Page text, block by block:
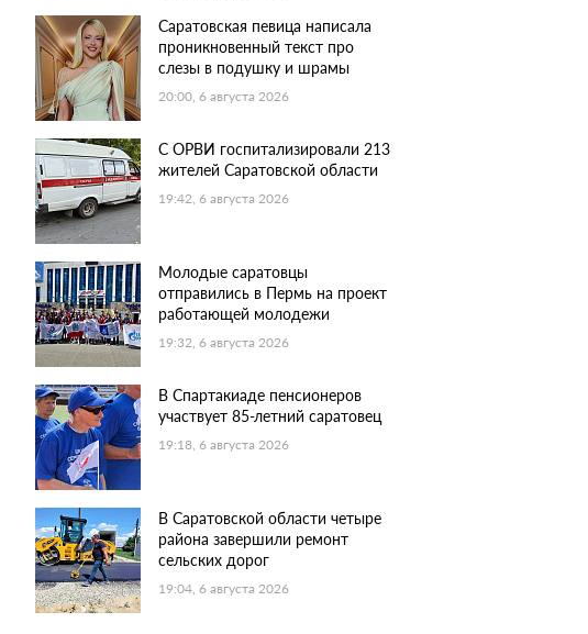
Саратовская певица написала
проникновенный текст про
слезы в подушку и шрамы
20:00, 6 августа 2026
С ОРВИ госпитализировали 213
жителей Саратовской области
19:42, 6 августа 2026
Молодые саратовцы
отправились в Пермь на проект
работающей молодежи
19:32, 6 августа 2026
В Спартакиаде пенсионеров
участвует 85-летний саратовец
19:18, 6 августа 2026
В Саратовской области четыре
района завершили ремонт
сельских дорог
19:04, 6 августа 2026